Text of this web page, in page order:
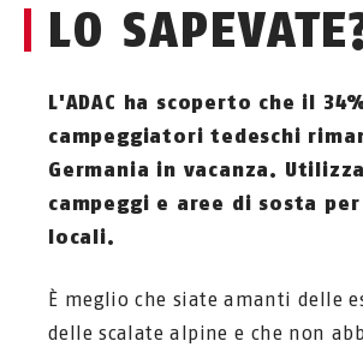
LO
L'ADAC ha scoperto che il
campeggiatori tedeschi
Germania in vacanza.
campeggi e aree di sosta
locali.
È meglio che siate amanti delle
delle scalate alpine e che non